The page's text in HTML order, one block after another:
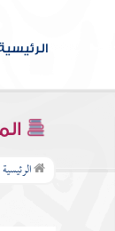
الرئيسية